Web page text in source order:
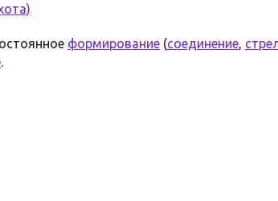
формирование (соединение,
.